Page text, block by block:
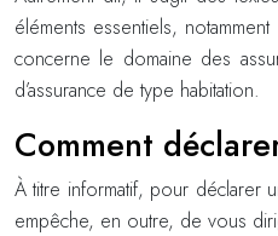
éléments essentiels,
concerne le domaine des
d’assurance de type habitation.
Comment
À titre informatif, pour déclarer
empêche, en outre, de vous